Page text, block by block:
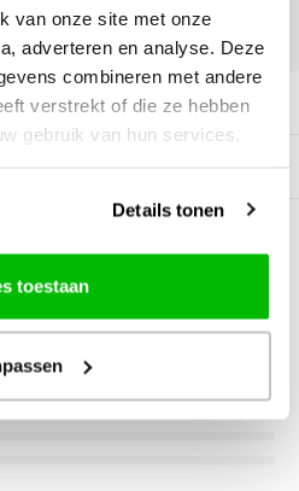
van onze site met onze
adverteren en analyse. Deze
combineren met andere
verstrekt of die ze hebben
gebruik van hun services.
Details tonen
toestaan